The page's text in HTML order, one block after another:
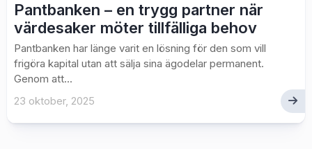
Pantbanken – en trygg partner när
värdesaker möter tillfälliga behov
Pantbanken har länge varit en lösning för den som vill
frigöra kapital utan att sälja sina ägodelar permanent.
Genom att...
23 oktober, 2025